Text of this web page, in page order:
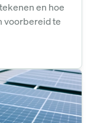
en hoe
voorbereid te